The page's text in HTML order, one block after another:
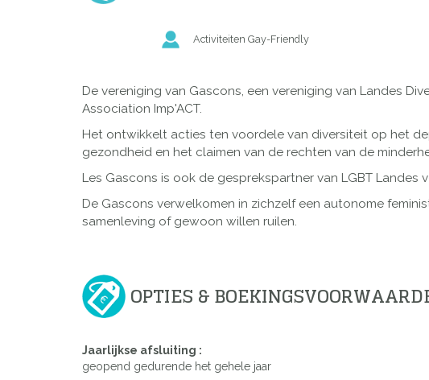
Activiteiten Gay-Friendly
De vereniging van Gascons, een vereniging van Landes
Association Imp'ACT.
Het ontwikkelt acties ten voordele van diversiteit op het
gezondheid en het claimen van de rechten van de
Les Gascons is ook de gesprekspartner van LGBT
De Gascons verwelkomen in zichzelf een autonome
samenleving of gewoon willen ruilen.
OPTIES &
Jaarlijkse afsluiting :
geopend gedurende het gehele jaar